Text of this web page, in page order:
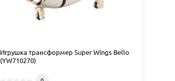
Игрушка трансформер Super Wings Bello
(YW710270)